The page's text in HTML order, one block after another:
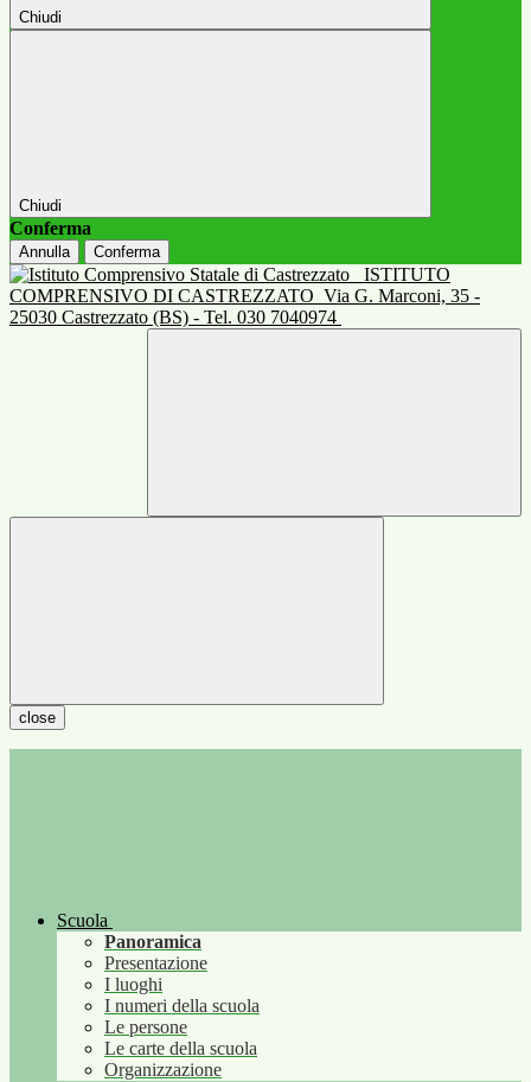
Chiudi
Chiudi
Conferma
Annulla Conferma
ISTITUTO
COMPRENSIVO DI CASTREZZATO Via G. Marconi, 35 -
25030 Castrezzato (BS) - Tel. 030 7040974
close
Scuola
Panoramica
Presentazione
I luoghi
I numeri della scuola
Le persone
Le carte della scuola
Organizzazione